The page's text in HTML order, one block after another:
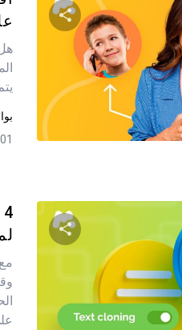
شارك
تويتر
يتم
01 يونيو, 2026 تم التحديث بتاريخ
شارك